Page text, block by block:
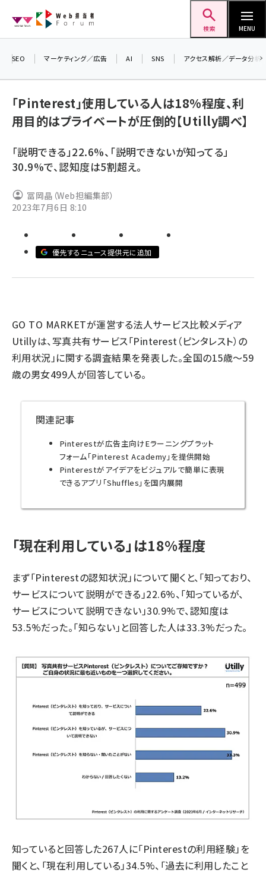
ン
検索 MENU
ai (2830)
note (2330)
z世代 (1635)
SEO マーケティング／広告 AI SNS アクセス解析／データ分析
「Pinterest」使用している人は18%程度、利
用目的はプライベートが圧倒的【Utilly調べ】
「説明できる」22.6%、「説明できないが知ってる」
30.9%で、認知度は5割超え。
冨岡晶（Web担編集部）
2023年7月6日 8:10
優先するニュース提供元に追加
GO TO MARKETが運営する法人サービス比較メディア
Utillyは、写真共有サービス「Pinterest（ピンタレスト）の
利用状況」に関する調査結果を発表した。全国の15歳～59
歳の男女499人が回答している。
関連記事
Pinterestが広告主向けEラーニングプラット
フォーム「Pinterest Academy」を提供開始
Pinterestがアイデアをビジュアルで簡単に表現
できるアプリ「Shuffles」を国内展開
「現在利用している」は18%程度
まず「Pinterestの認知状況」について聞くと、「知っており、
サービスについて説明ができる」22.6%、「知っているが、
サービスについて説明できない」30.9%で、認知度は
53.5%だった。「知らない」と回答した人は33.3%だった。
知っていると回答した267人に「Pinterestの利用経験」を
聞くと、「現在利用している」34.5%、「過去に利用したこと